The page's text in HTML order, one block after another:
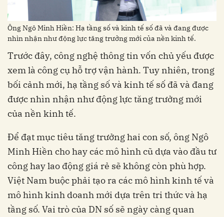
Ông Ngô Minh Hiền: Hạ tầng số và kinh tế số đã và đang được
nhìn nhận như động lực tăng trưởng mới của nền kinh tế.
Trước đây, công nghệ thông tin vốn chủ yếu được
xem là công cụ hỗ trợ vận hành. Tuy nhiên, trong
bối cảnh mới, hạ tầng số và kinh tế số đã và đang
được nhìn nhận như động lực tăng trưởng mới
của nền kinh tế.
Để đạt mục tiêu tăng trưởng hai con số, ông Ngô
Minh Hiền cho hay các mô hình cũ dựa vào đầu tư
công hay lao động giá rẻ sẽ không còn phù hợp.
Việt Nam buộc phải tạo ra các mô hình kinh tế và
mô hình kinh doanh mới dựa trên tri thức và hạ
tầng số. Vai trò của DN số sẽ ngày càng quan